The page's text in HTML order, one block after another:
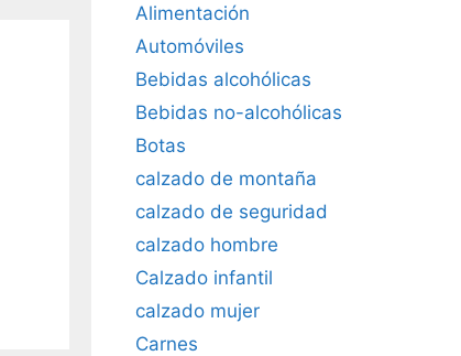
Alimentación
Automóviles
Bebidas alcohólicas
Bebidas no-alcohólicas
Botas
calzado de montaña
calzado de seguridad
calzado hombre
Calzado infantil
calzado mujer
Carnes